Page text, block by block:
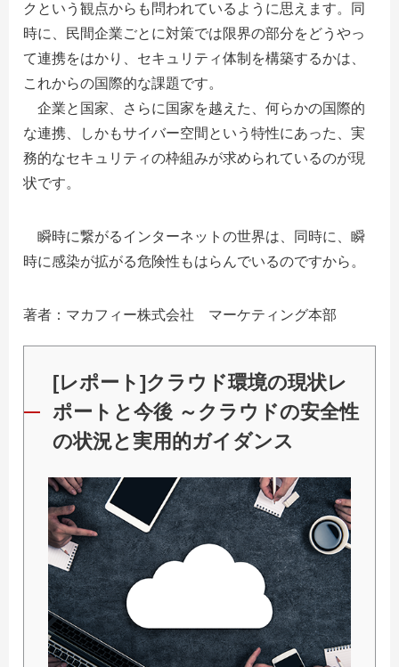
クという観点からも問われているように思えます。同
時に、民間企業ごとに対策では限界の部分をどうやっ
て連携をはかり、セキュリティ体制を構築するかは、
これからの国際的な課題です。
企業と国家、さらに国家を越えた、何らかの国際的
な連携、しかもサイバー空間という特性にあった、実
務的なセキュリティの枠組みが求められているのが現
状です。
瞬時に繋がるインターネットの世界は、同時に、瞬
時に感染が拡がる危険性もはらんでいるのですから。
著者：マカフィー株式会社 マーケティング本部
[レポート]クラウド環境の現状レ
ポートと今後 ～クラウドの安全性
の状況と実用的ガイダンス